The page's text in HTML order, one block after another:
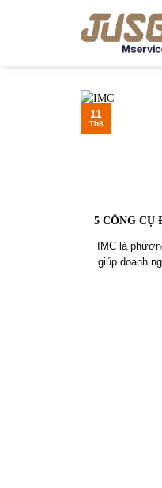
5 CÔNG CỤ
IMC là
giúp doanh
11
Th8